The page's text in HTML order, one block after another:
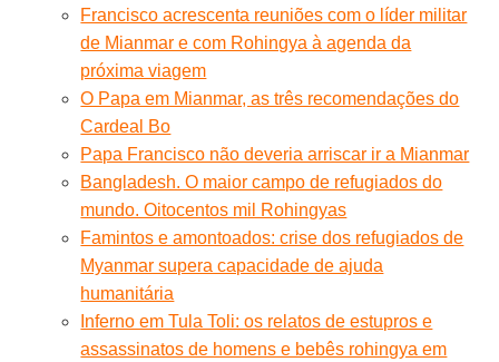
Francisco acrescenta reuniões com o líder militar
de Mianmar e com Rohingya à agenda da
próxima viagem
O Papa em Mianmar, as três recomendações do
Cardeal Bo
Papa Francisco não deveria arriscar ir a Mianmar
Bangladesh. O maior campo de refugiados do
mundo. Oitocentos mil Rohingyas
Famintos e amontoados: crise dos refugiados de
Myanmar supera capacidade de ajuda
humanitária
Inferno em Tula Toli: os relatos de estupros e
assassinatos de homens e bebês rohingya em